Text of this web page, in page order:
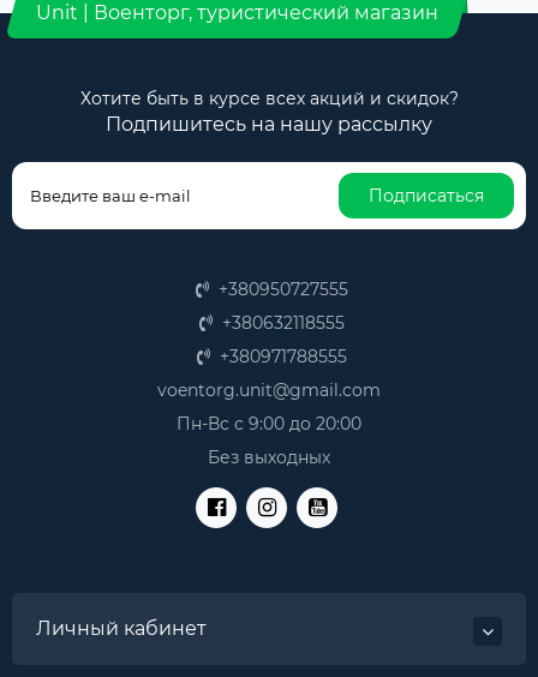
Unit | Военторг, туристический магазин
Хотите быть в курсе всех акций и скидок?
Подпишитесь на нашу рассылку
Подписаться
+380950727555
+380632118555
+380971788555
voentorg.unit@gmail.com
Пн-Вс с 9:00 до 20:00
Без выходных
Личный кабинет